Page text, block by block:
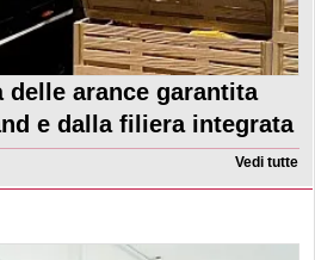
delle arance garantita
e dalla filiera integrata
Vedi tutte